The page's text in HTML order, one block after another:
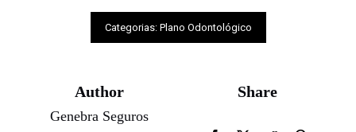
Categorias: Plano Odontológico
Author
Genebra Seguros
Share